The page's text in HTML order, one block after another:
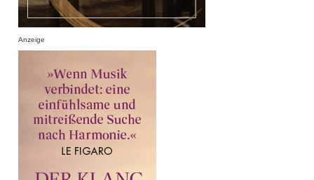
Anzeige